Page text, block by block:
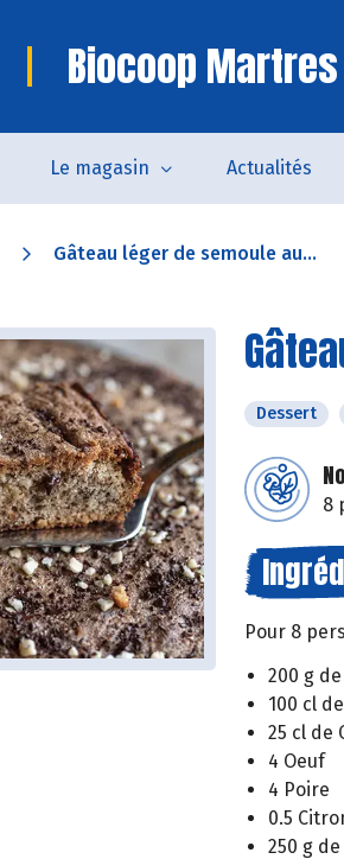
Biocoop
Le magasin Actualités
Gâteau léger de semoule au...
Dessert
8
Pour 8
200 g
100 cl
25 cl de
4 Oeuf
4 Poire
0.5
250 g